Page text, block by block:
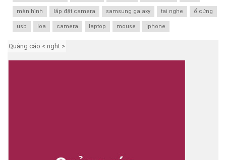
màn hình lắp đặt camera samsung galaxy tai nghe ổ cứng
usb loa camera laptop mouse iphone
Quảng cáo < right >